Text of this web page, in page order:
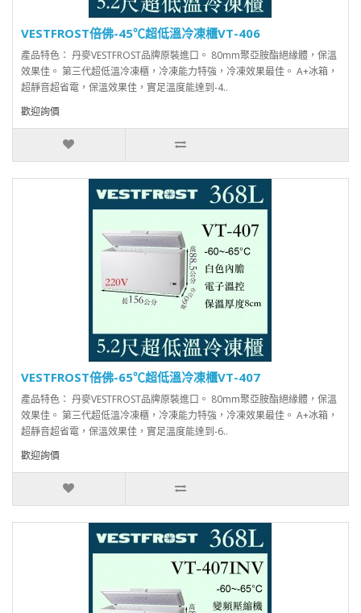
VESTFROST倍佛-45℃超低溫冷凍櫃VT-406
產品特色： 丹麥VESTFROST品牌原裝進口。 80mm聚亞胺酯絕緣體，保溫
效果佳。 第三代超低溫冷凍櫃，冷凍能力特強，冷凍效果最佳。 A+冰箱，
超靜音超省電，保溫效果佳，實足溫度能達到-4..
歡迎詢價
VESTFROST倍佛-65℃超低溫冷凍櫃VT-407
產品特色： 丹麥VESTFROST品牌原裝進口。 80mm聚亞胺酯絕緣體，保溫
效果佳。 第三代超低溫冷凍櫃，冷凍能力特強，冷凍效果最佳。 A+冰箱，
超靜音超省電，保溫效果佳，實足溫度能達到-6..
歡迎詢價